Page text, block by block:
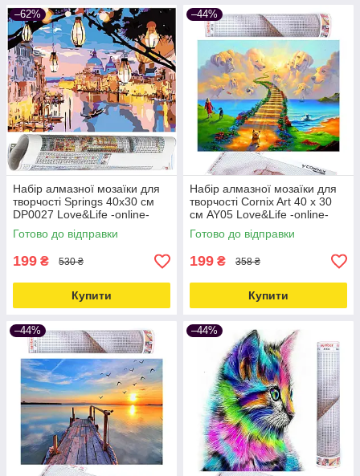
–62%
Набір алмазної мозаїки для
творчості Springs 40x30 см
DP0027 Love&Life -online-
multimarket-
Готово до відправки
199 ₴ 530 ₴
Купити
–44%
Набір алмазної мозаїки для
творчості Cornix Art 40 x 30
см AY05 Love&Life -online-
multimarket-
Готово до відправки
199 ₴ 358 ₴
Купити
–44% –44%